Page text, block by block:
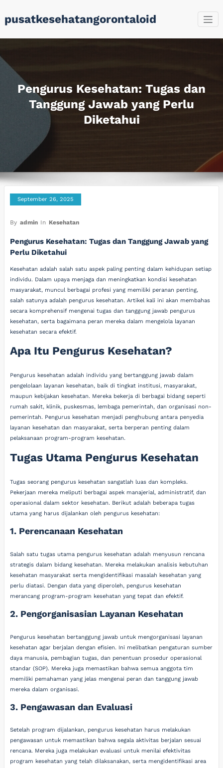
to
content
pusatkesehatangorontaloid
Pengurus Kesehatan: Tugas dan
Tanggung Jawab yang Perlu
Diketahui
September 26, 2025
By admin In Kesehatan
Pengurus Kesehatan: Tugas dan Tanggung Jawab yang
Perlu Diketahui
Kesehatan adalah salah satu aspek paling penting dalam kehidupan setiap
individu. Dalam upaya menjaga dan meningkatkan kondisi kesehatan
masyarakat, muncul berbagai profesi yang memiliki peranan penting,
salah satunya adalah pengurus kesehatan. Artikel kali ini akan membahas
secara komprehensif mengenai tugas dan tanggung jawab pengurus
kesehatan, serta bagaimana peran mereka dalam mengelola layanan
kesehatan secara efektif.
Apa Itu Pengurus Kesehatan?
Pengurus kesehatan adalah individu yang bertanggung jawab dalam
pengelolaan layanan kesehatan, baik di tingkat institusi, masyarakat,
maupun kebijakan kesehatan. Mereka bekerja di berbagai bidang seperti
rumah sakit, klinik, puskesmas, lembaga pemerintah, dan organisasi non-
pemerintah. Pengurus kesehatan menjadi penghubung antara penyedia
layanan kesehatan dan masyarakat, serta berperan penting dalam
pelaksanaan program-program kesehatan.
Tugas Utama Pengurus Kesehatan
Tugas seorang pengurus kesehatan sangatlah luas dan kompleks.
Pekerjaan mereka meliputi berbagai aspek manajerial, administratif, dan
operasional dalam sektor kesehatan. Berikut adalah beberapa tugas
utama yang harus dijalankan oleh pengurus kesehatan:
1. Perencanaan Kesehatan
Salah satu tugas utama pengurus kesehatan adalah menyusun rencana
strategis dalam bidang kesehatan. Mereka melakukan analisis kebutuhan
kesehatan masyarakat serta mengidentifikasi masalah kesehatan yang
perlu diatasi. Dengan data yang diperoleh, pengurus kesehatan
merancang program-program kesehatan yang tepat dan efektif.
2. Pengorganisasian Layanan Kesehatan
Pengurus kesehatan bertanggung jawab untuk mengorganisasi layanan
kesehatan agar berjalan dengan efisien. Ini melibatkan pengaturan sumber
daya manusia, pembagian tugas, dan penentuan prosedur operasional
standar (SOP). Mereka juga memastikan bahwa semua anggota tim
memiliki pemahaman yang jelas mengenai peran dan tanggung jawab
mereka dalam organisasi.
3. Pengawasan dan Evaluasi
Setelah program dijalankan, pengurus kesehatan harus melakukan
pengawasan untuk memastikan bahwa segala aktivitas berjalan sesuai
rencana. Mereka juga melakukan evaluasi untuk menilai efektivitas
program kesehatan yang telah dilaksanakan, serta mengidentifikasi area